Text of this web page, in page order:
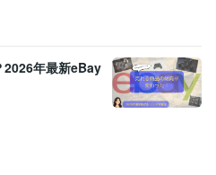
2026年最新eBay